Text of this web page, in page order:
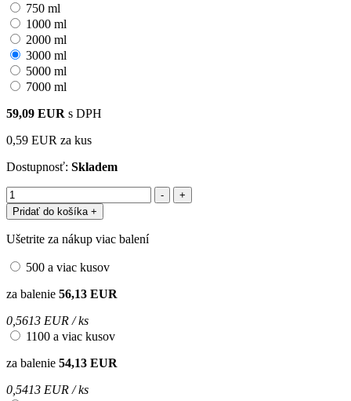
750 ml
1000 ml
2000 ml
3000 ml
5000 ml
7000 ml
59,09 EUR s DPH
0,59 EUR za kus
Dostupnosť: Skladem
Pridať do košíka +
Ušetrite za nákup viac balení
500 a viac kusov
za balenie 56,13 EUR
0,5613 EUR / ks
1100 a viac kusov
za balenie 54,13 EUR
0,5413 EUR / ks